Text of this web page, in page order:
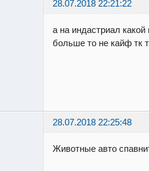
28.07.2018 22:21:22
а на индастриал
больше то не кайф тк
28.07.2018 22:25:48
Животные авто